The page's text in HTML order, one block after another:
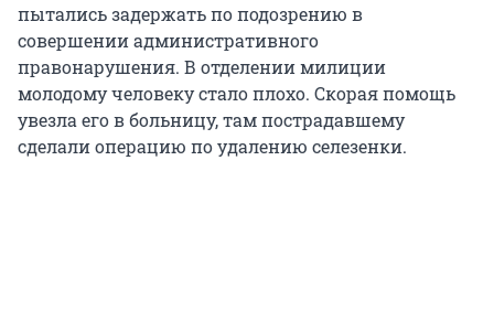
пытались задержать по подозрению в
совершении административного
правонарушения. В отделении милиции
молодому человеку стало плохо. Скорая помощь
увезла его в больницу, там пострадавшему
сделали операцию по удалению селезенки.